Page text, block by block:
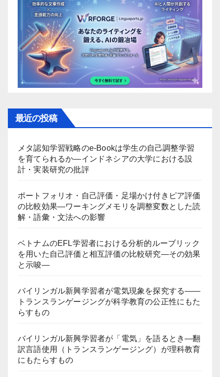
最近の投稿
メタ認知学習戦略のe-Bookは学生の自己調整学習
を育てられるか―インドネシアの大学における設
計・実装研究の批評
ポートフォリオ・自己評価・足場かけ付きピア評価
の比較効果―ワーキングメモリを調整変数とした読
解・語彙・文法への影響
ベトナムのEFL学習者における分析的ルーブリック
を用いた自己評価と相互評価の比較研究―その効果
と示唆―
バイリンガル新興学習者が電気現象を探究する――
トランスランゲージングが科学教育の公正性にもた
らすもの
バイリンガル新興学習者が「電気」を語るとき―翻
訳言語使用（トランスランゲージング）が理科教育
にもたらすもの